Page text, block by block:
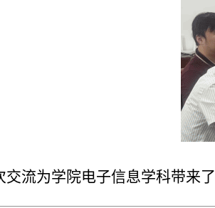
交流为学院电子信息学科带来